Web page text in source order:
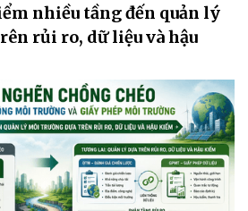
nhiều tầng đến quản lý
rủi ro, dữ liệu và hậu